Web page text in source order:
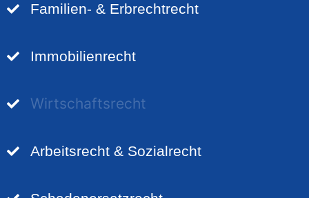
Familien- & Erbrechtrecht
Immobilienrecht
Wirtschaftsrecht
Arbeitsrecht & Sozialrecht